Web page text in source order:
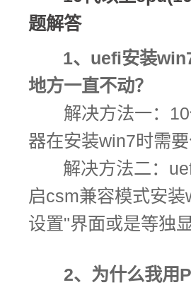
题解答
1、uefi安装
地方一直不动？
解决方法一：10
器在安装win7时需要
解决方法二：uefi
启csm兼容模式安
设置"界面或是等独
2、为什么我用